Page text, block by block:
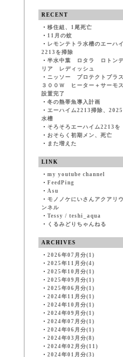
RECENT
・ 移住組、1尾死亡
・ 11月の蚊
・ レモンテトラ水槽のエーハ
2213を掃除
・ 半水中葉 ロタラ ロトンデ
リア レディッシュ
・ ニッソー プロテクトプラ
３００Ｗ ヒーター＋サーモ
設置完了
・ 冬の熱帯魚導入計画
・ エーハイム2213掃除、
水槽
・ そろそろエーハイム2213を
・ おそらく初期メン、死亡
・ また増えた
LINK
・ my youtube channel
・ FeedPing
・ Asu
・ モノノケにいさんアクアリ
ンネル
・ Tessy / teshi_aqua
・ くるみどりちゃんねる
ARCHIVES
・ 2026年07月分(1)
・ 2025年11月分(4)
・ 2025年10月分(1)
・ 2025年09月分(1)
・ 2025年06月分(1)
・ 2024年11月分(1)
・ 2024年10月分(1)
・ 2024年09月分(1)
・ 2024年07月分(1)
・ 2024年06月分(1)
・ 2024年03月分(8)
・ 2024年02月分(11)
・ 2024年01月分(3)